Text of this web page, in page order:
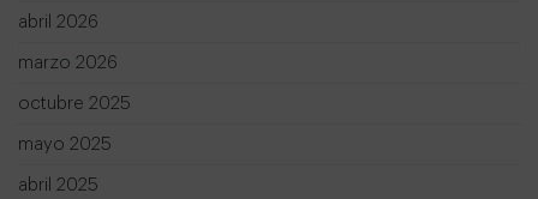
abril 2026
marzo 2026
octubre 2025
mayo 2025
abril 2025